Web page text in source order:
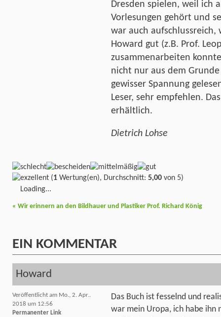
Dresden spielen, weil ich
Vorlesungen gehört und
war auch aufschlussreich,
Howard gut (z.B. Prof.
zusammenarbeiten
nicht nur aus dem
gewisser Spannung
Leser, sehr empfehlen.
erhältlich.
Dietrich Lohse
(1 Wertung(en), Durchschnitt: 5,00 von 5)
Loading...
« Wir erinnern an den Bildhauer und Plastiker Prof. Richard König
EIN KOMMENTAR
Howard
Veröffentlicht am Mo., 2. Apr..
2018 um 12:56
Permanenter Link
Das Buch ist fesselnd und
war mein Uropa, ich habe ihn